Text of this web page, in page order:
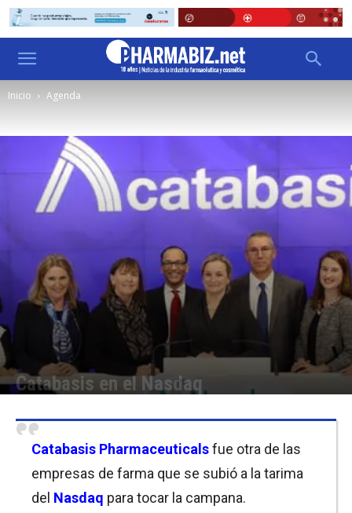
Inicio Agenda
Catabasis en el Nasdaq
Catabasis Pharmaceuticalsfue otra de las
empresas de farma que se subió a la tarima
del Nasdaq para tocar la campana.